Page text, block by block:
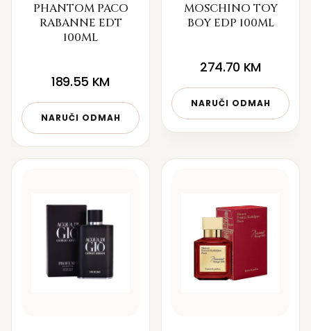
PHANTOM PACO
RABANNE EDT
100ML
189.55 KM
NARUČI ODMAH
MOSCHINO TOY
BOY EDP 100ML
274.70 KM
NARUČI ODMAH